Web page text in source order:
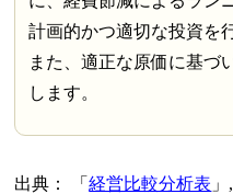
計画的かつ適切な投資を
また、適正な原価に基づ
します。
出典： 経営比較分析表 ,